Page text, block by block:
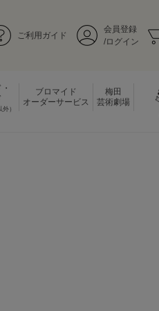
ご利用ガイド
会員登録
/ログイン
）
ブロマイド
オーダーサービス
梅田
芸術劇場